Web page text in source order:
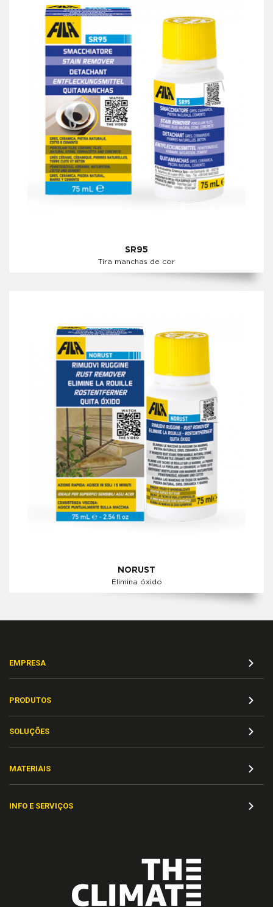
SR95
Tira manchas de cor
NORUST
Elimina óxido
EMPRESA
PRODUTOS
SOLUÇÕES
MATERIAIS
INFO E SERVIÇOS